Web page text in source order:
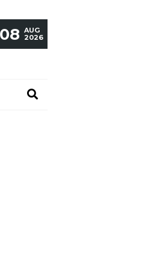
08 AUG
2026